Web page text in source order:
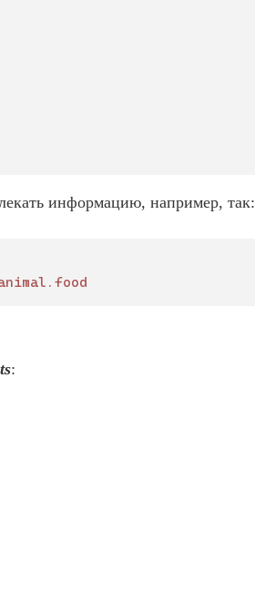
информацию, например, так:
: